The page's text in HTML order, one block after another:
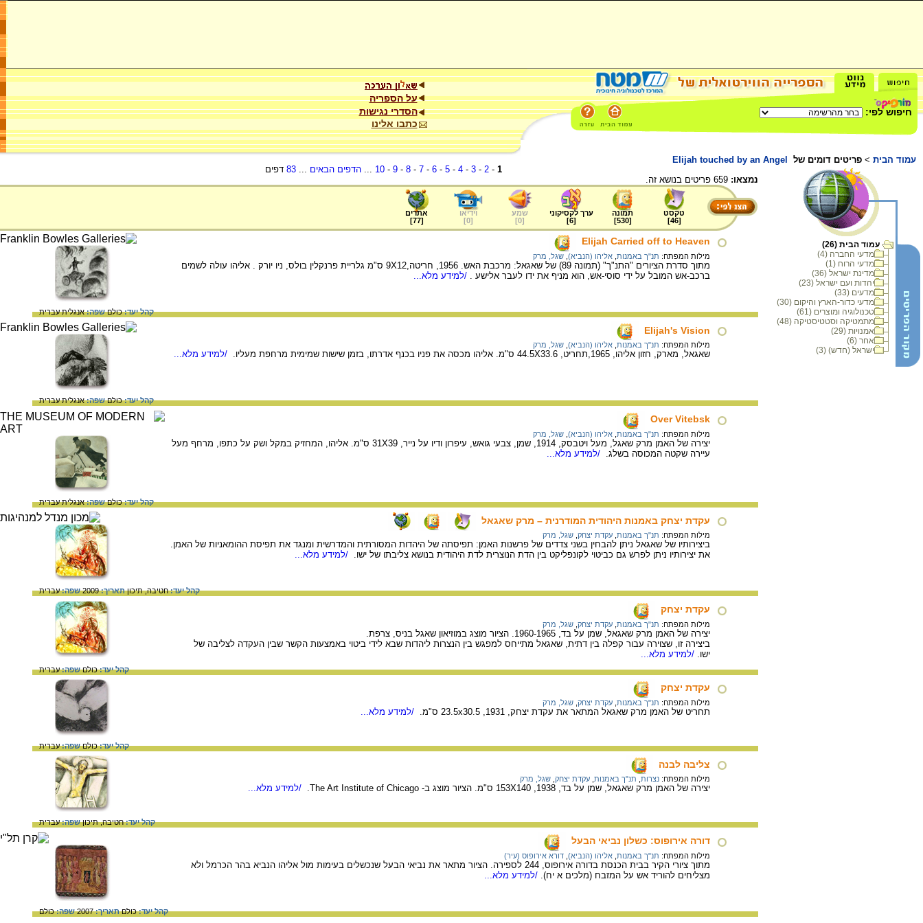
חיפוש לפי:
על הספריה
הסדרי נגישות
כתבו אלינו
עמוד הבית > פריטים דומים של Elijah touched by an Angel
עמוד הבית (26)
מדעי החברה (4)
מדעי הרוח (1)
מדינת ישראל (36)
יהדות ועם ישראל (23)
מדעים (33)
מדעי כדור-הארץ והיקום (30)
טכנולוגיה ומוצרים (61)
מתמטיקה וסטטיסטיקה (48)
אמנויות (29)
אחר (6)
ישראל (חדש) (3)
1
-
2
-
3
-
4
-
5
-
6
-
7
-
8
-
9
-
10
...הדפים הבאים ...
83 דפים
נמצאו:
טקסט
[
46
]
תמונה
[
530
]
ערך לקסיקוני
[
6
]
שמע
[
0
]
וידיאו
[
0
]
אתרים
[
77
]
Elijah Carried off to Heaven
מילות המפתח: תנ"ך באמנות אליהו (הנביא) שגל, מרק
מתוך סדרת הציורים "התנ"ך" (תמונה 89) של שאגאל: מרכבת האש. 1956, חריטה,9X12 ס"מ גלריית פרנקלין בולס, ניו יורק . אליהו עולה לשמים
ברכב-אש המובל על ידי סוסי-אש, הוא מניף את ידו לעבר אלישע . /למידע מלא...
קהל יעד:כולםשפה:אנגלית עברית
Elijah's Vision
מילות המפתח: תנ"ך באמנות אליהו (הנביא) שגל, מרק
שאגאל, מארק, חזון אליהו, 1965,תחריט, 44.5X33.6 ס"מ. אליהו מכסה את פניו בכנף אדרתו, בזמן שישות שמימית מרחפת מעליו. /למידע מלא...
קהל יעד:כולםשפה:אנגלית עברית
Over Vitebsk
מילות המפתח: תנ"ך באמנות אליהו (הנביא) שגל, מרק
יצירה של האמן מרק שאגל, מעל ויטבסק, 1914, שמן, צבעי גואש, עיפרון ודיו על נייר, 31X39 ס"מ. אליהו, המחזיק במקל ושק על כתפו, מרחף מעל
עיירה שקטה המכוסה בשלג.
/למידע מלא...
קהל יעד:כולםשפה:אנגלית עברית
עקדת יצחק באמנות היהודית המודרנית – מרק שאגאל
מילות המפתח: תנ"ך באמנות עקדת יצחק שגל, מרק
ביצירותיו של שאגאל ניתן להבחין בשני צדדים של פרשנות האמן: תפיסתה של היהדות המסורתית והמדרשית ומנגד את תפיסת ההומאניות של האמן.
את יצירותיו ניתן לפרש גם כביטוי לקונפליקט בין הדת הנוצרית לדת היהודית בנושא צליבתו של ישו. /למידע מלא...
קהל יעד:חטיבה,תיכוןתאריך:2009 שפה:עברית
עקדת יצחק
מילות המפתח: תנ"ך באמנות עקדת יצחק שגל, מרק
יצירה של האמן מרק שאגאל, שמן על בד, 1960-1965. הציור מוצג במוזיאון שאגל בניס, צרפת.
ביצירה זו, שצוירה עבור קפלה בין דתית, שאגאל מתייחס למפגש בין הנצרות ליהדות שבא לידי ביטוי באמצעות הקשר שבין העקדה לצליבה של
ישו. /למידע מלא...
קהל יעד:כולםשפה:עברית
עקדת יצחק
מילות המפתח: תנ"ך באמנות עקדת יצחק שגל, מרק
תחריט של האמן מרק שאגאל המתאר את עקדת יצחק, 1931, 23.5x30.5 ס"מ. /למידע מלא...
קהל יעד:כולםשפה:עברית
צליבה לבנה
מילות המפתח: נצרות תנ"ך באמנות עקדת יצחק שגל, מרק
יצירה של האמן מרק שאגאל, שמן על בד, 1938, 153X140 ס"מ. הציור מוצג ב- The Art Institute of Chicago. /למידע מלא...
קהל יעד:חטיבה,תיכוןשפה:עברית
דורה אירופוס: כשלון נביאי הבעל
מילות המפתח: תנ"ך באמנות אליהו (הנביא) דורא אירופוס (עיר)
מתוך ציורי הקיר בבית הכנסת בדורה אירופוס, 244 לספירה. הציור מתאר את נביאי הבעל שנכשלים בעימות מול אליהו הנביא בהר הכרמל ולא
מצליחים להוריד אש על המזבח (מלכים א יח). /למידע מלא...
קהל יעד:כולםתאריך:2007 שפה:כולם